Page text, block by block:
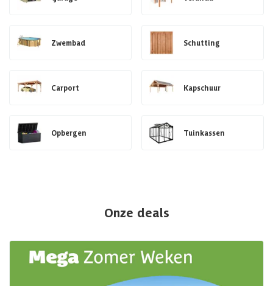
Zwembad Schutting
Carport Kapschuur
Opbergen Tuinkassen
Onze deals